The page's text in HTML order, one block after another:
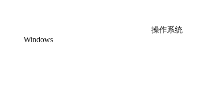
操作系统
Windows